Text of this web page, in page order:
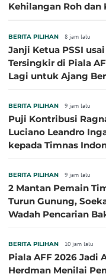
Kehilangan Roh dan
BERITA PILIHAN 8 jam lalu
Janji Ketua PSSI
Tersingkir di Piala
Lagi untuk Ajang
BERITA PILIHAN 9 jam lalu
Puji Kontribusi
Luciano Leandro
kepada Timnas
BERITA PILIHAN 9 jam lalu
2 Mantan Pemain
Turun Gunung,
Wadah Pencarian
BERITA PILIHAN 10 jam lalu
Piala AFF 2026 Jadi
Herdman Menilai